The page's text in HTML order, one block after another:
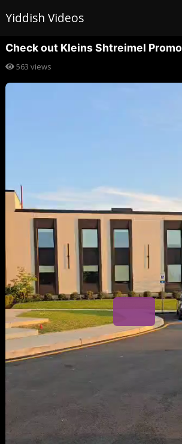
Yiddish Videos
Check out Kleins Shtreimel Promo
563 views